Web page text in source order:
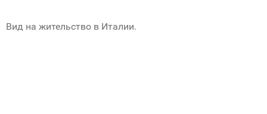
Вид на жительство в Италии.